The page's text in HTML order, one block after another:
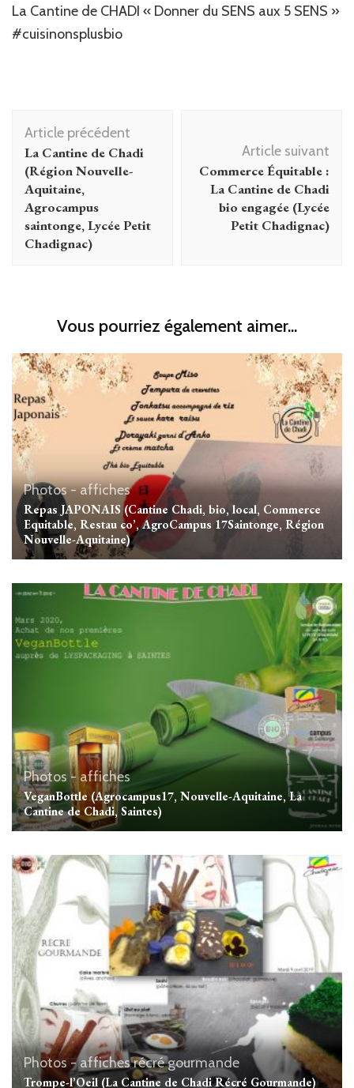
La Cantine de CHADI « Donner du SENS aux 5 SENS »
#cuisinonsplusbio
Navigation
d'article
Article précédent
La Cantine de Chadi
(Région Nouvelle-
Aquitaine,
Agrocampus
saintonge, Lycée Petit
Chadignac)
Article suivant
Commerce Équitable :
La Cantine de Chadi
bio engagée (Lycée
Petit Chadignac)
Vous pourriez également aimer...
Photos - affiches
Repas JAPONAIS (Cantine Chadi, bio, local, Commerce
Equitable, Restau co’, AgroCampus 17Saintonge, Région
Nouvelle-Aquitaine)
Photos - affiches
VeganBottle (Agrocampus17, Nouvelle-Aquitaine, La
Cantine de Chadi, Saintes)
Photos - affichesrécré gourmande
Trompe-l’Oeil (La Cantine de Chadi Récré Gourmande)